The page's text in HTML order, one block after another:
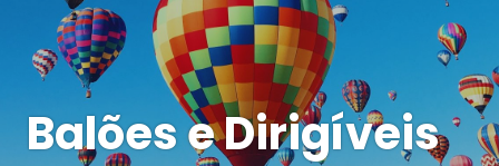
Balões e Dirigíveis